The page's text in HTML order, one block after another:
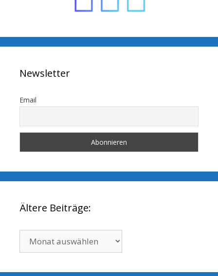
Newsletter
Email
Ältere Beiträge:
Beiträge: